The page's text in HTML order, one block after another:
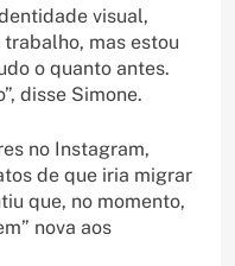
visual,
mas estou
o quanto antes.
disse Simone.
no Instagram,
de que iria migrar
que, no momento,
nova aos